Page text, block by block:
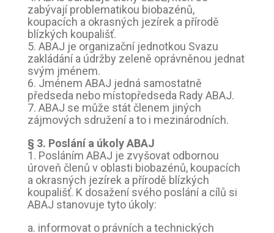
zabývají problematikou biobazénů,
koupacích a okrasných jezírek a přírodě
blízkých koupališť.
5. ABAJ je organizační jednotkou Svazu
zakládání a údržby zeleně oprávněnou jednat
svým jménem.
6. Jménem ABAJ jedná samostatně
předseda nebo místopředseda Rady ABAJ.
7. ABAJ se může stát členem jiných
zájmových sdružení a to i mezinárodních.
§ 3. Poslání a úkoly ABAJ
1. Posláním ABAJ je zvyšovat odbornou
úroveň členů v oblasti biobazénů, koupacích
a okrasných jezírek a přírodě blízkých
koupališť. K dosažení svého poslání a cílů si
ABAJ stanovuje tyto úkoly:
a. informovat o právních a technických